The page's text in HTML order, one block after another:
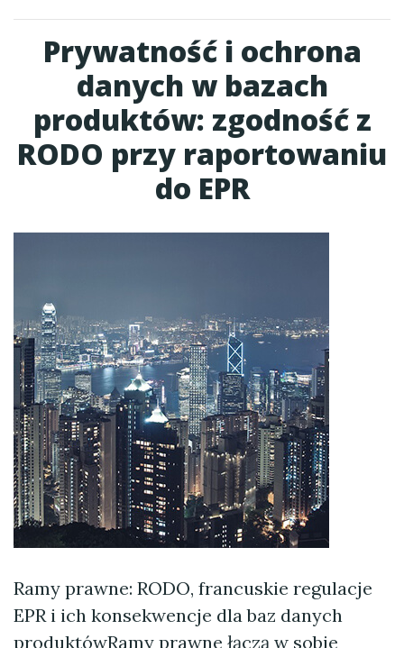
Prywatność i ochrona
danych w bazach
produktów: zgodność z
RODO przy raportowaniu
do EPR
Ramy prawne: RODO, francuskie regulacje
EPR i ich konsekwencje dla baz danych
produktówRamy prawne łączą w sobie